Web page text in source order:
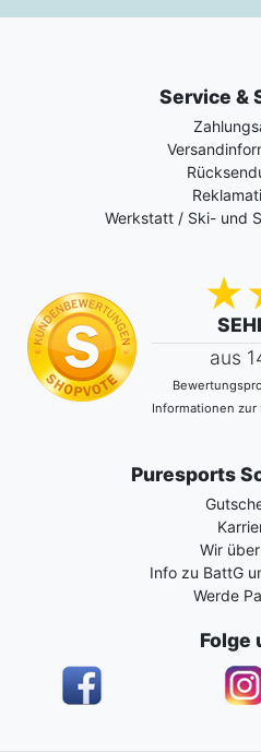
Service &
Werkstatt / Ski- und
aus
Informationen
Puresports
Wir
Info zu BattG
Werde
Folge